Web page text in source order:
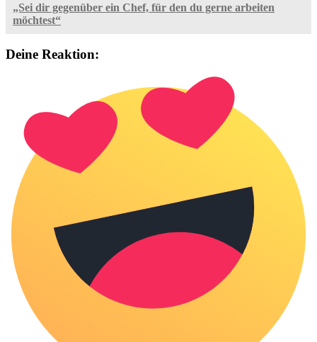
„Sei dir gegenüber ein Chef, für den du gerne arbeiten
möchtest“
Deine Reaktion: